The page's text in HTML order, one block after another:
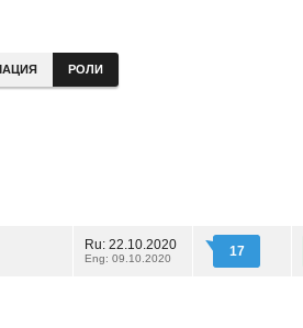
РОЛИ
Ru: 22.10.2020
Eng: 09.10.2020 17